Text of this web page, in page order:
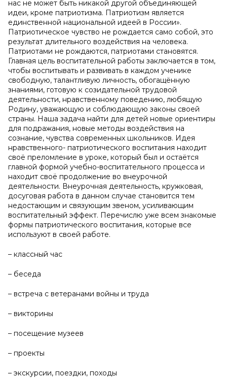
нас не может быть никакой другой объединяющей
идеи, кроме патриотизма. Патриотизм является
единственной национальной идеей в России».
Патриотическое чувство не рождается само собой, это
результат длительного воздействия на человека.
Патриотами не рождаются, патриотами становятся.
Главная цель воспитательной работы заключается в том,
чтобы воспитывать и развивать в каждом ученике
свободную, талантливую личность, обогащённую
знаниями, готовую к созидательной трудовой
деятельности, нравственному поведению, любящую
Родину, уважающую и соблюдающую законы своей
страны. Наша задача найти для детей новые ориентиры
для подражания, новые методы воздействия на
сознание, чувства современных школьников. Идея
нравственного- патриотического воспитания находит
своё преломление в уроке, который был и остаётся
главной формой учебно-воспитательного процесса и
находит своё продолжение во внеурочной
деятельности. Внеурочная деятельность, кружковая,
досуговая работа в данном случае становится тем
недостающим и связующим звеном, усиливающим
воспитательный эффект. Перечислю уже всем знакомые
формы патриотического воспитания, которые все
используют в своей работе.
– классный час
– беседа
– встреча с ветеранами войны и труда
– викторины
– посещение музеев
– проекты
– экскурсии, поездки, походы